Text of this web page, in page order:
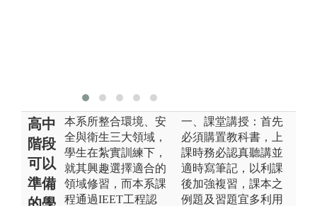
高中
階段
可以
準備
本系所整合環境、安
全與衛生三大領域，
學生在紮實訓練下，
就其興趣選擇適合的
領域修習，而本系課
程通過IEET工程認
一、課堂講授：首先
必須購置教科書，上
課時務必認真聽講並
適時寫筆記，以利課
後加強複習，課本之
例題及習題宜多利用